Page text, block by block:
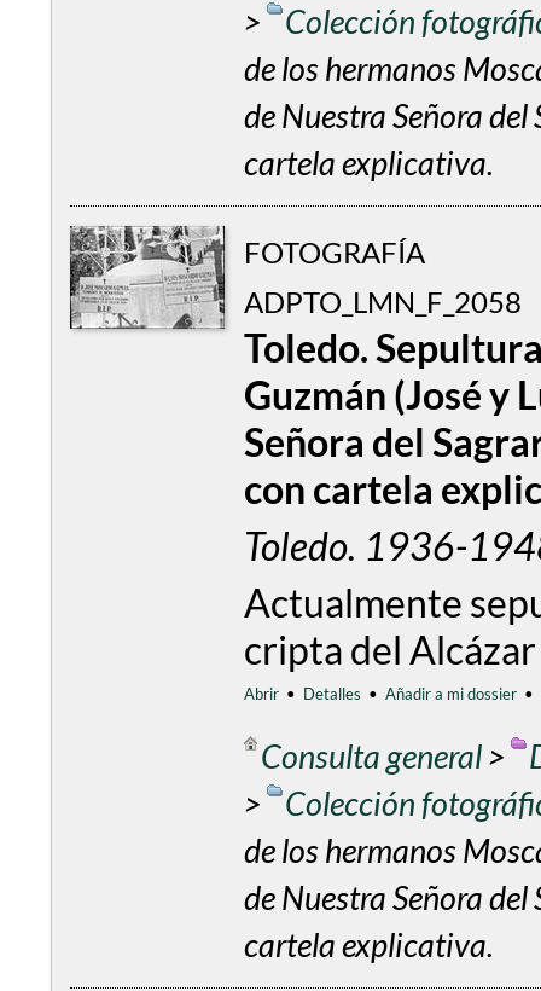
>
Colección
de los hermanos
de Nuestra Señora
cartela explicativa.
FOTOGRAFÍA
ADPTO_LMN_F_2058
Toledo.
Guzmán (José y
Señora del
con cartela
Toledo. 1936-
Actualmente
cripta del
Abrir • Detalles • Añadir a mi dossier •
Consulta general>
>
Colección
de los hermanos
de Nuestra Señora
cartela explicativa.